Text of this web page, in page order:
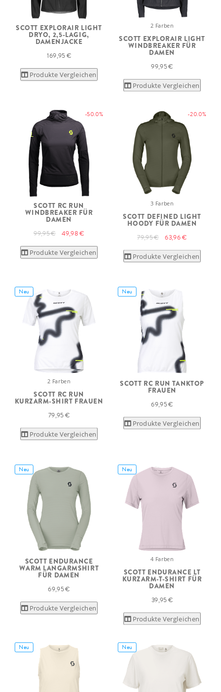
SCOTT EXPLORAIR LIGHT
DRYO, 2,5-LAGIG,
DAMENJACKE
169,95 €
Produkte Vergleichen
2 Farben
SCOTT EXPLORAIR LIGHT
WINDBREAKER FÜR
DAMEN
99,95 €
Produkte Vergleichen
-50.0%
SCOTT RC RUN
WINDBREAKER FÜR
DAMEN
99,95 € 49,98 €
Produkte Vergleichen
-20.0%
3 Farben
SCOTT DEFINED LIGHT
HOODY FÜR DAMEN
79,95 € 63,96 €
Produkte Vergleichen
Neu
2 Farben
SCOTT RC RUN
KURZARM-SHIRT FRAUEN
79,95 €
Produkte Vergleichen
Neu
SCOTT RC RUN TANKTOP
FRAUEN
69,95 €
Produkte Vergleichen
Neu
SCOTT ENDURANCE
WARM LANGARMSHIRT
FÜR DAMEN
69,95 €
Produkte Vergleichen
Neu
4 Farben
SCOTT ENDURANCE LT
KURZARM-T-SHIRT FÜR
DAMEN
39,95 €
Produkte Vergleichen
Neu Neu